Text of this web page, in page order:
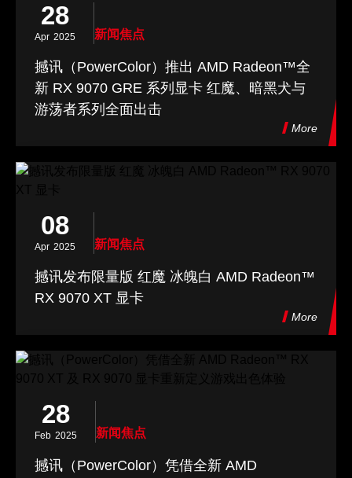
28
Apr 2025 新闻焦点
撼讯（PowerColor）推出 AMD Radeon™全
新 RX 9070 GRE 系列显卡 红魔、暗黑犬与
游荡者系列全面出击
More
08
Apr 2025 新闻焦点
撼讯发布限量版 红魔 冰魄白 AMD Radeon™
RX 9070 XT 显卡
More
28
Feb 2025 新闻焦点
撼讯（PowerColor）凭借全新 AMD